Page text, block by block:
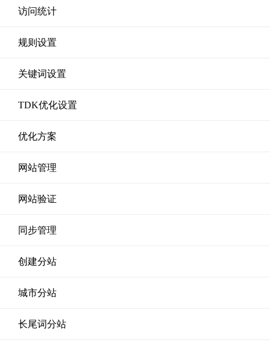
访问统计
规则设置
关键词设置
TDK优化设置
优化方案
网站管理
网站验证
同步管理
创建分站
城市分站
长尾词分站